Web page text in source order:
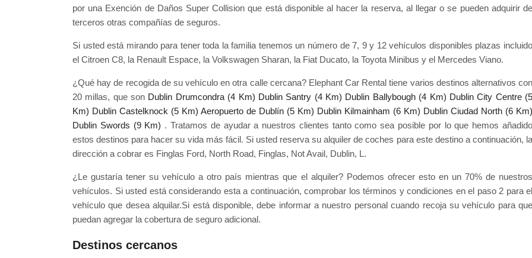
por una Exención de Daños Super Collision que está disponible al hacer la reserva, al llegar o se pueden adquirir de
terceros otras compañías de seguros.
Si usted está mirando para tener toda la familia tenemos un número de 7, 9 y 12 vehículos disponibles plazas incluido
el Citroen C8, la Renault Espace, la Volkswagen Sharan, la Fiat Ducato, la Toyota Minibus y el Mercedes Viano.
¿Qué hay de recogida de su vehículo en otra calle cercana? Elephant Car Rental tiene varios destinos alternativos con
20 millas, que son Dublin Drumcondra (4 Km) Dublin Santry (4 Km) Dublin Ballybough (4 Km) Dublin City Centre (5
Km) Dublin Castelknock (5 Km) Aeropuerto de Dublín (5 Km) Dublin Kilmainham (6 Km) Dublin Ciudad North (6 Km)
Dublin Swords (9 Km) . Tratamos de ayudar a nuestros clientes tanto como sea posible por lo que hemos añadido
estos destinos para hacer su vida más fácil. Si usted reserva su alquiler de coches para este destino a continuación, la
dirección a cobrar es Finglas Ford, North Road, Finglas, Not Avail, Dublin, L.
¿Le gustaría tener su vehículo a otro país mientras que el alquiler? Podemos ofrecer esto en un 70% de nuestros
vehículos. Si usted está considerando esta a continuación, comprobar los términos y condiciones en el paso 2 para el
vehículo que desea alquilar.Si está disponible, debe informar a nuestro personal cuando recoja su vehículo para que
puedan agregar la cobertura de seguro adicional.
Destinos cercanos